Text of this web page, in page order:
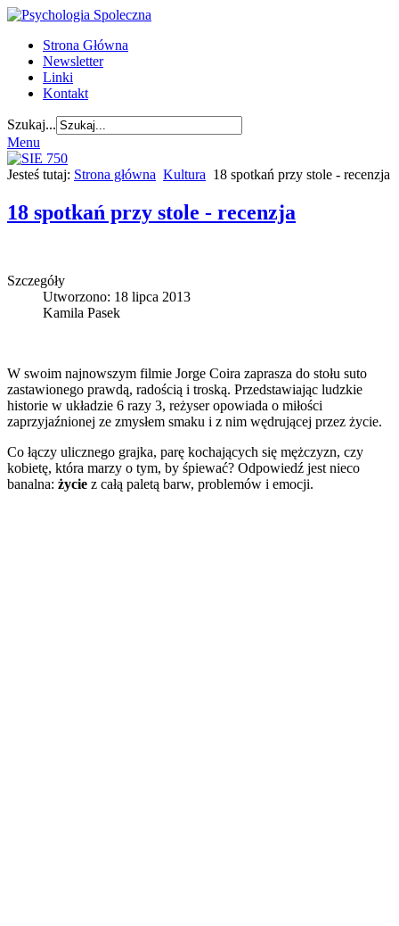
Strona Główna
Newsletter
Linki
Kontakt
Szukaj...
Menu
Jesteś tutaj: Strona główna Kultura 18 spotkań przy stole - recenzja
18 spotkań przy stole - recenzja
Szczegóły
Utworzono: 18 lipca 2013
Kamila Pasek
W swoim najnowszym filmie Jorge Coira zaprasza do stołu suto
zastawionego prawdą, radością i troską. Przedstawiając ludzkie
historie w układzie 6 razy 3, reżyser opowiada o miłości
zaprzyjaźnionej ze zmysłem smaku i z nim wędrującej przez życie.
Co łączy ulicznego grajka, parę kochających się mężczyzn, czy
kobietę, która marzy o tym, by śpiewać? Odpowiedź jest nieco
banalna: życie z całą paletą barw, problemów i emocji.